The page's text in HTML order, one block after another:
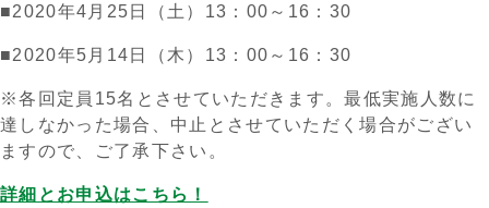
■2020年4月25日（土）13：00～16：30
■2020年5月14日（木）13：00～16：30
※各回定員15名とさせていただきます。最低実施人数に
達しなかった場合、中止とさせていただく場合がござい
ますので、ご了承下さい。
詳細とお申込はこちら！